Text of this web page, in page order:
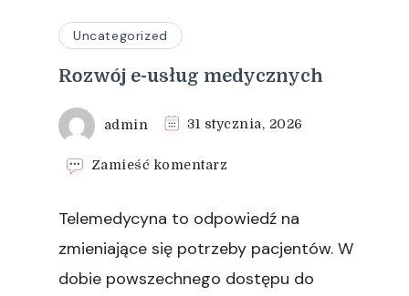
Uncategorized
Rozwój e-usług medycznych
admin 31 stycznia, 2026
Zamieść komentarz
e-
usług
medycznych
Telemedycyna to odpowiedź na
zmieniające się potrzeby pacjentów. W
dobie powszechnego dostępu do